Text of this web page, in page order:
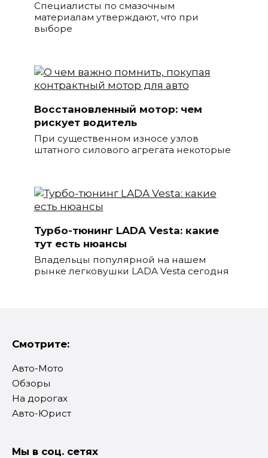
Специалисты по смазочным
материалам утверждают, что при
выборе
Восстановленный мотор: чем
рискует водитель
При существенном износе узлов
штатного силового агрегата некоторые
Турбо-тюнинг LADA Vesta: какие
тут есть нюансы
Владельцы популярной на нашем
рынке легковушки LADA Vesta сегодня
Смотрите:
Авто-Мото
Обзоры
На дорогах
Авто-Юрист
Мы в соц. сетях